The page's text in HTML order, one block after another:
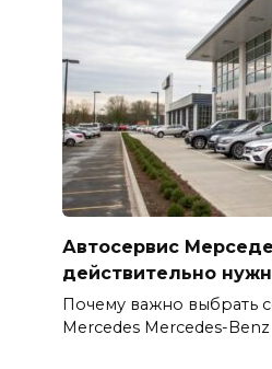
Автосервис
действительно
Почему важно выбрать
Mercedes Mercedes-Benz